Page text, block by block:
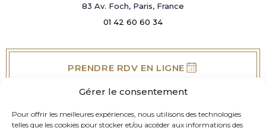
Gérer le consentement
Pour offrir les meilleures expériences, nous utilisons des technologies
telles que les cookies pour stocker et/ou accéder aux informations des
83 Av. Foch, Paris, France
01 42 60 60 34
PRENDRE RDV EN LIGNE
DR ARI ELHYANI